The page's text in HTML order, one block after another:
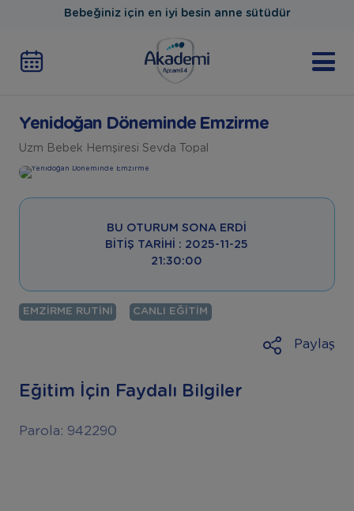
Bebeğiniz için en iyi besin anne sütüdür
Yenidoğan Döneminde Emzirme
Uzm Bebek Hemşiresi Sevda Topal
BU OTURUM SONA ERDI
BITIŞ TARIHI : 2025-11-25
21:30:00
EMZIRME RUTINI CANLI EĞITIM
Paylaş
Eğitim İçin Faydalı Bilgiler
Parola: 942290